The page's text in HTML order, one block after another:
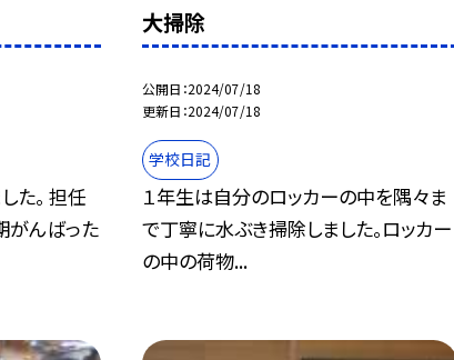
た。 担任
がんばった
大掃除
公開日 2024/07/18
更新日 2024/07/18
学校日記
１年生は自分のロッカーの中を隅々ま
で丁寧に水ぶき掃除しました。ロッカー
の中の荷物...